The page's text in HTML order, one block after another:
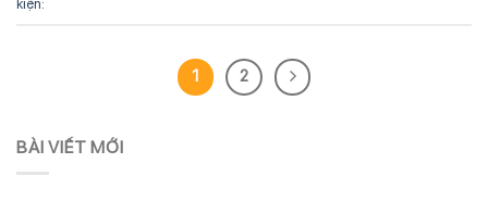
kiện:
1 2
BÀI VIẾT MỚI